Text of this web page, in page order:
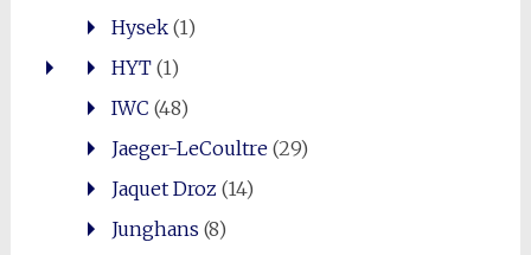
Hysek(1)
HYT(1)
IWC (48)
Jaeger-LeCoultre(29)
Jaquet Droz (14)
Junghans (8)